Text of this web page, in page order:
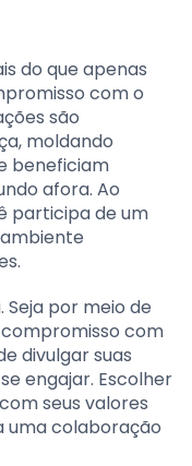
do que apenas
com o
são
moldando
beneficiam
afora. Ao
participa de um
por meio de
com
divulgar suas
engajar. Escolher
seus valores
uma colaboração